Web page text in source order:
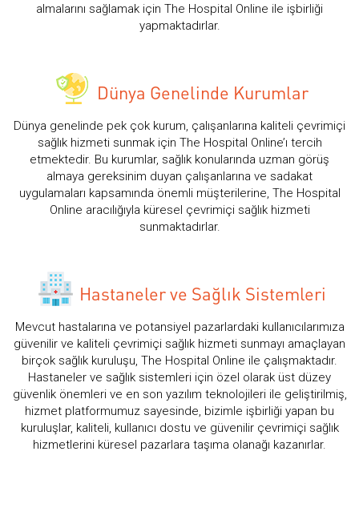
almalarını sağlamak için The Hospital Online ile işbirliği
yapmaktadırlar.
Dünya Genelinde Kurumlar
Dünya genelinde pek çok kurum, çalışanlarına kaliteli çevrimiçi
sağlık hizmeti sunmak için The Hospital Online’ı tercih
etmektedir. Bu kurumlar, sağlık konularında uzman görüş
almaya gereksinim duyan çalışanlarına ve sadakat
uygulamaları kapsamında önemli müşterilerine, The Hospital
Online aracılığıyla küresel çevrimiçi sağlık hizmeti
sunmaktadırlar.
Hastaneler ve Sağlık Sistemleri
Mevcut hastalarına ve potansiyel pazarlardaki kullanıcılarımıza
güvenilir ve kaliteli çevrimiçi sağlık hizmeti sunmayı amaçlayan
birçok sağlık kuruluşu, The Hospital Online ile çalışmaktadır.
Hastaneler ve sağlık sistemleri için özel olarak üst düzey
güvenlik önemleri ve en son yazılım teknolojileri ile geliştirilmiş,
hizmet platformumuz sayesinde, bizimle işbirliği yapan bu
kuruluşlar, kaliteli, kullanıcı dostu ve güvenilir çevrimiçi sağlık
hizmetlerini küresel pazarlara taşıma olanağı kazanırlar.